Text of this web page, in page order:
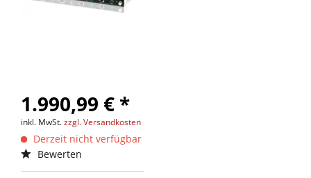
1.990,99 € *
inkl. MwSt.zzgl. Versandkosten
Derzeit nicht verfügbar
Bewerten